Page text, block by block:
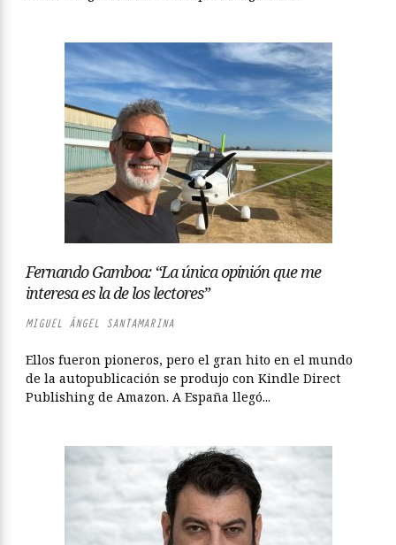
Fernando Gamboa: “La única opinión que me
interesa es la de los lectores”
MIGUEL ÁNGEL SANTAMARINA
Ellos fueron pioneros, pero el gran hito en el mundo
de la autopublicación se produjo con Kindle Direct
Publishing de Amazon. A España llegó...